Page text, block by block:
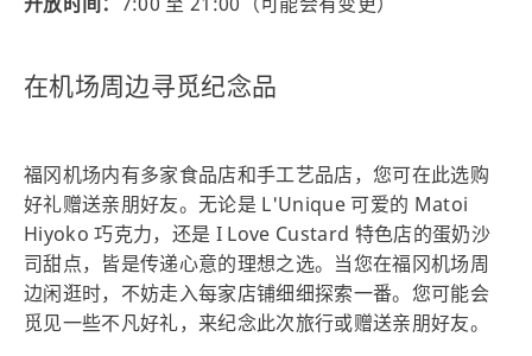
在机场周边寻觅纪念品
福冈机场内有多家食品店和手工艺品店，您可在此选购
好礼赠送亲朋好友。无论是 L'Unique 可爱的 Matoi
Hiyoko 巧克力，还是 I Love Custard 特色店的蛋奶沙
司甜点，皆是传递心意的理想之选。当您在福冈机场周
边闲逛时，不妨走入每家店铺细细探索一番。您可能会
觅见一些不凡好礼，来纪念此次旅行或赠送亲朋好友。